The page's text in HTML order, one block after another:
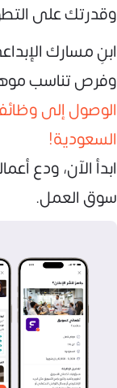
وقدرتك على
ابنِ مسارك
وفرص تناسب
الوصول إلى
السعودية!
ابدأ الآن، ودع
سوق العمل.